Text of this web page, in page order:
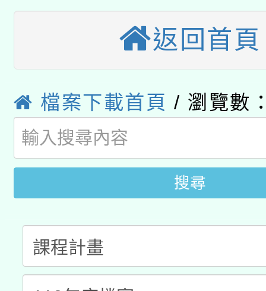
動」
開 智慧啟航」
招甄選結果公告(無人
招)
適應運動共學行動站研
本館辦理115年度閱讀
暨閱讀推動專業研習
科技賦能─人工智慧
礎課程
A3數位素養講師名單
「數位內容與教學軟體
有關大陸委員會函釋公
業技術研究院辦理「
用水績優單位及節水達
115年8月22日(星期六
桃園市孔廟祈福系列
2026年桃園地景藝術
返回首頁
檔案下載首頁 / 瀏覽數
搜尋